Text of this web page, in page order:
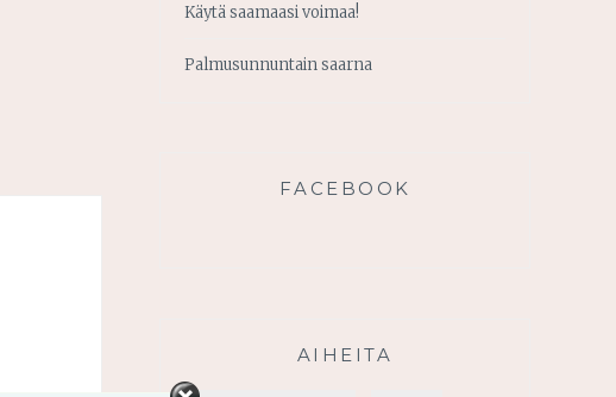
Käytä saamaasi voimaa!
Palmusunnuntain saarna
FACEBOOK
AIHEITA